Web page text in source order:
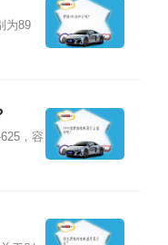
为89
，容